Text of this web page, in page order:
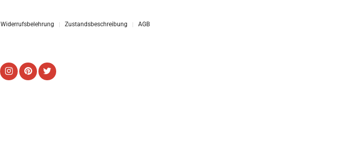
Widerrufsbelehrung Zustandsbeschreibung AGB